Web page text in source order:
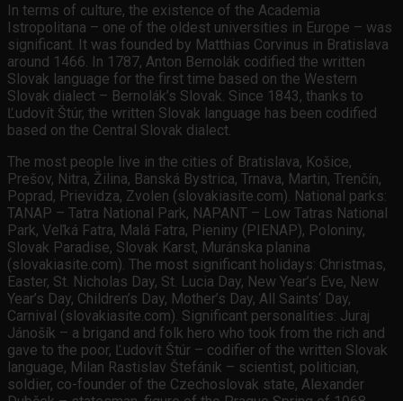
In terms of culture, the existence of the Academia
Istropolitana – one of the oldest universities in Europe – was
significant. It was founded by Matthias Corvinus in Bratislava
around 1466. In 1787, Anton Bernolák codified the written
Slovak language for the first time based on the Western
Slovak dialect – Bernolák’s Slovak. Since 1843, thanks to
Ľudovít Štúr, the written Slovak language has been codified
based on the Central Slovak dialect.
The most people live in the cities of Bratislava, Košice,
Prešov, Nitra, Žilina, Banská Bystrica, Trnava, Martin, Trenčín,
Poprad, Prievidza, Zvolen (slovakiasite.com). National parks:
TANAP – Tatra National Park, NAPANT – Low Tatras National
Park, Veľká Fatra, Malá Fatra, Pieniny (PIENAP), Poloniny,
Slovak Paradise, Slovak Karst, Muránska planina
(slovakiasite.com). The most significant holidays: Christmas,
Easter, St. Nicholas Day, St. Lucia Day, New Year’s Eve, New
Year’s Day, Children’s Day, Mother’s Day, All Saints‘ Day,
Carnival (slovakiasite.com). Significant personalities: Juraj
Jánošík – a brigand and folk hero who took from the rich and
gave to the poor, Ľudovít Štúr – codifier of the written Slovak
language, Milan Rastislav Štefánik – scientist, politician,
soldier, co-founder of the Czechoslovak state, Alexander